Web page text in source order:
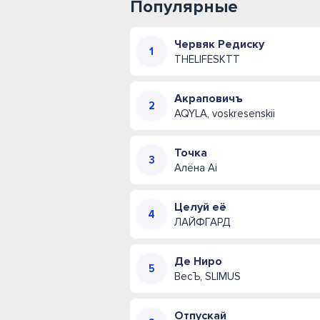
Популярные
Червяк Редиску
THELIFESKTT
Акраповичъ
AQYLA, voskresenskii
Точка
Алёна Ai
Целуй её
ЛАЙФГАРД
Де Ниро
ВесЪ, SLIMUS
Отпускай